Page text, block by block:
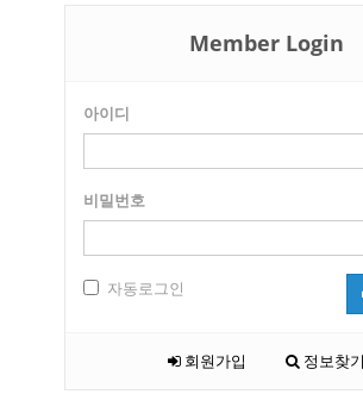
Member Login
아이디
비밀번호
자동로그인
회원가입 정보찾기